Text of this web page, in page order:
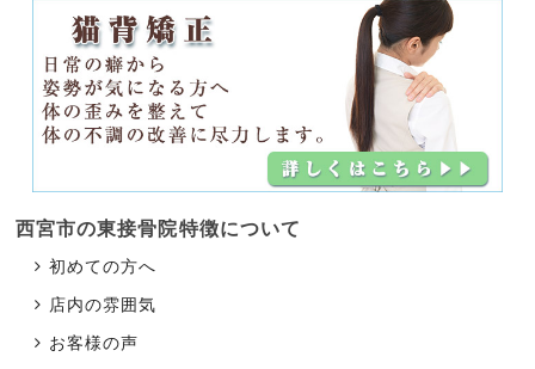
西宮市の東接骨院特徴について
初めての方へ
店内の雰囲気
お客様の声